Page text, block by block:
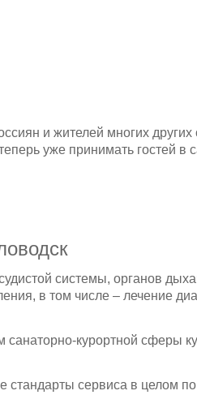
и жителей многих
уже принимать гостей
системы, органов
в том числе – лечение
курортной сферы
стандарты сервиса в целом